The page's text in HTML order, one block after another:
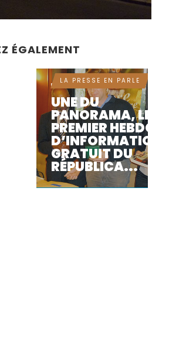
ÉGALEMENT
!
IL Y A 12 ANNÉES
LA PRESSE EN PARLE
UNE DU
PANORAMA, LE
PREMIER HEBDO
D’INFORMATION
GRATUIT DU
RÉPUBLICA...